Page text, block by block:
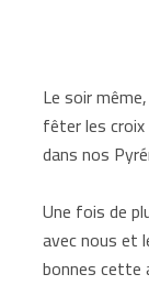
Le soir
fêter les
dans nos
Une fois de
avec nous et
bonnes cette